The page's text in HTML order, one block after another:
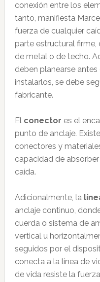
conexión entre los
tanto, manifiesta
fuerza de cualquier
parte estructural firme,
de metal o de techo.
deben planearse
instalarlos, se debe
fabricante.
El conector es el
punto de anclaje.
conectores y
capacidad de
caída.
Adicionalmente, la
anclaje continuo,
cuerda o sistema de
vertical u
seguidos por el
conecta a la línea de
de vida resiste la